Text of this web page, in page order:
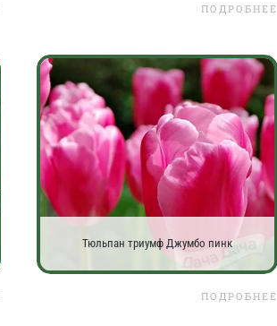
ПОДРОБНЕЕ
Тюльпан триумф Джумбо пинк
ПОДРОБНЕЕ